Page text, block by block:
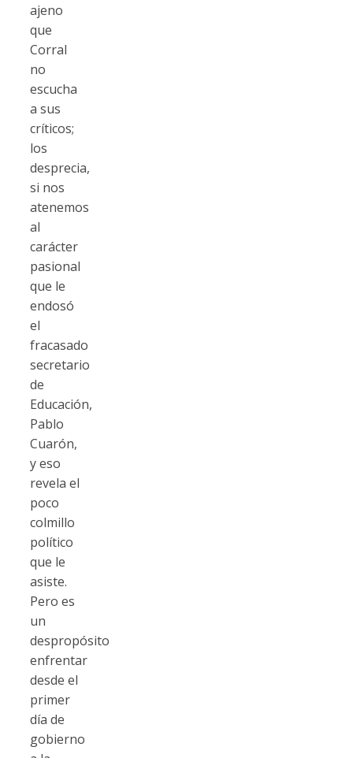
ajeno
que
Corral
no
escucha
a sus
críticos;
los
desprecia,
si nos
atenemos
al
carácter
pasional
que le
endosó
el
fracasado
secretario
de
Educación,
Pablo
Cuarón,
y eso
revela el
poco
colmillo
político
que le
asiste.
Pero es
un
despropósito
enfrentar
desde el
primer
día de
gobierno